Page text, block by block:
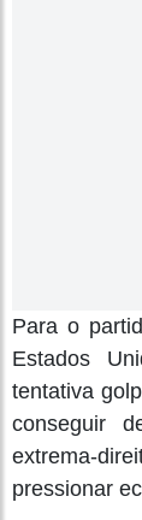
Para o
Estados
tentativa
conseguir
extrema-
pressionar